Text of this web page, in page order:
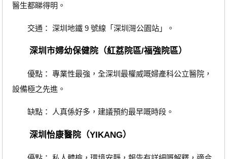
醫生都睇得明。
交通： 深圳地鐵 9 號線「深圳灣公園站」。
深圳市婦幼保健院（紅荔院區/福強院區）
優點： 專業性最強，全深圳最權威嘅婦產科公立醫院，
設備極之先進。
缺點： 人真係好多，建議預約最早嘅時段。
深圳怡康醫院（YIKANG）